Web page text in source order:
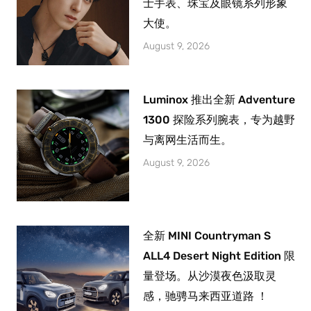
士手表、珠宝及眼镜系列形象
大使。
August 9, 2026
Luminox 推出全新 Adventure
1300 探险系列腕表，专为越野
与离网生活而生。
August 9, 2026
全新 MINI Countryman S
ALL4 Desert Night Edition 限
量登场。从沙漠夜色汲取灵
感，驰骋马来西亚道路 ！